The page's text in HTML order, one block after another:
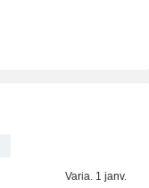
Varia. 1 janv.